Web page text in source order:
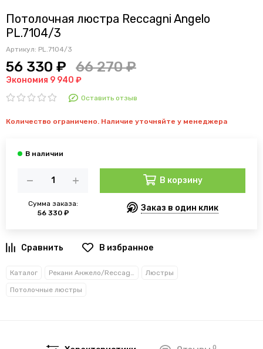
Потолочная люстра Reccagni Angelo
PL.7104/3
Артикул: PL.7104/3
56 330 ₽ 66 270 ₽
Экономия 9 940 ₽
Оставить отзыв
Количество ограничено. Наличие уточняйте у менеджера
Сумма заказа:
56 330 ₽
В корзину
Заказ в один клик
В избранное
Каталог Рекани Анжело/Reccagni Angelo Люстры
Потолочные люстры